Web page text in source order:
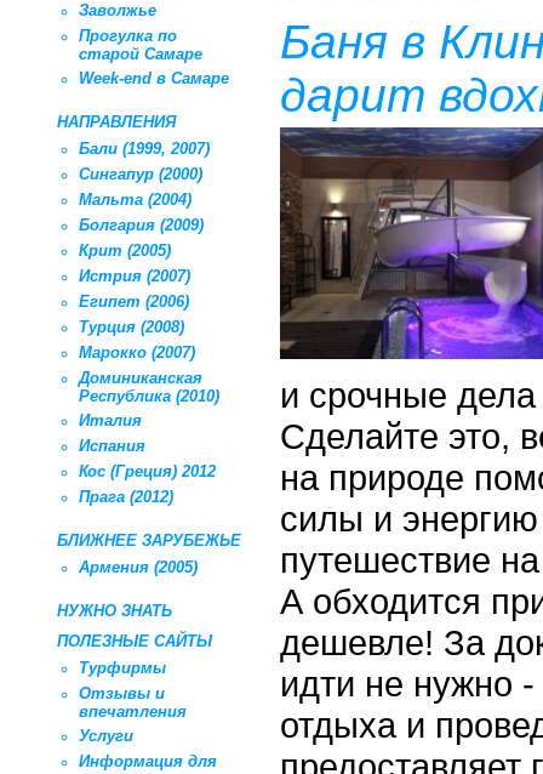
Заволжье
Прогулка по
старой Самаре
Week-end в Самаре
НАПРАВЛЕНИЯ
Бали (1999, 2007)
Сингапур (2000)
Мальта (2004)
Болгария (2009)
Крит (2005)
Истрия (2007)
Египет (2006)
Турция (2008)
Марокко (2007)
Доминиканская
Республика (2010)
Италия
Испания
Кос (Греция) 2012
Прага (2012)
БЛИЖНЕЕ ЗАРУБЕЖЬЕ
Армения (2005)
НУЖНО ЗНАТЬ
ПОЛЕЗНЫЕ САЙТЫ
Турфирмы
Отзывы и
впечатления
Услуги
Информация для
Баня в
дарит
и срочные
Сделайте это,
на природе
силы и
путешествие
А обходится
дешевле! За
идти не нужно
отдыха и